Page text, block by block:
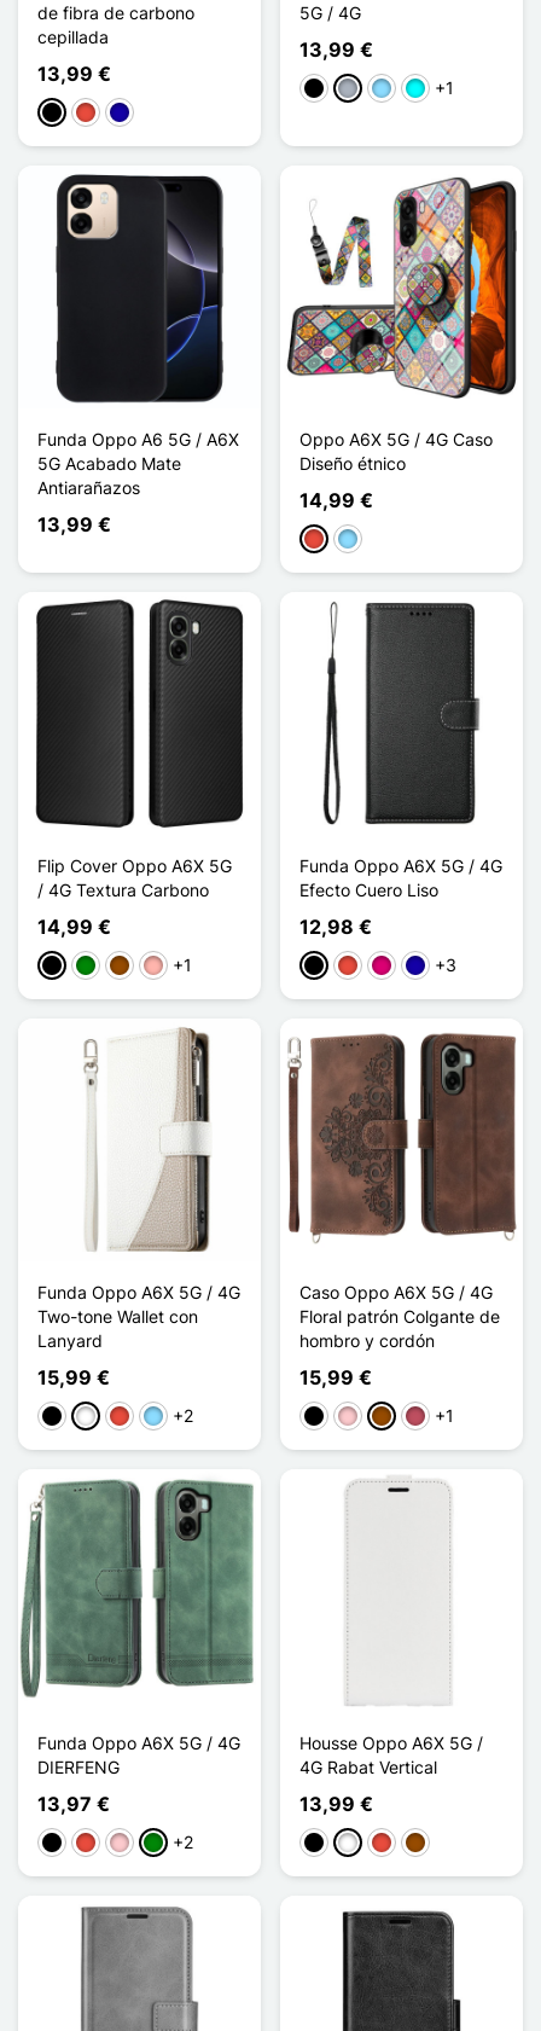
de fibra de carbono
cepillada
13,99 €
NegroRojoAzul oscuro
5G / 4G
13,99 €
Negro
Gris Azul claro
Cian+1
Funda Oppo A6 5G / A6X
5G Acabado Mate
Antiarañazos
13,99 €
Oppo A6X 5G / 4G Caso
Diseño étnico
14,99 €
RojoAzul claro
Flip Cover Oppo A6X 5G
/ 4G Textura Carbono
14,99 €
NegroVerdeMarrónOro rosa
+1
Funda Oppo A6X 5G / 4G
Efecto Cuero Liso
12,98 €
NegroRojoMagentaAzul oscuro
+3
Funda Oppo A6X 5G / 4G
Two-tone Wallet con
Lanyard
15,99 €
NegroBlancoRojoAzul claro
+2
Caso Oppo A6X 5G / 4G
Floral patrón Colgante de
hombro y cordón
15,99 €
NegroRosaMarrónRosa oscuro
+1
Funda Oppo A6X 5G / 4G
DIERFENG
13,97 €
NegroRojoRosaVerde
+2
Housse Oppo A6X 5G /
4G Rabat Vertical
13,99 €
NegroBlancoRojoMarrón